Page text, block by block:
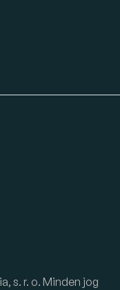
s. r. o. Minden jog